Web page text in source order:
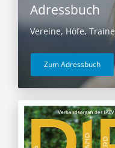
Adressbuch
Vereine, Höfe,
Zum Adressbuch